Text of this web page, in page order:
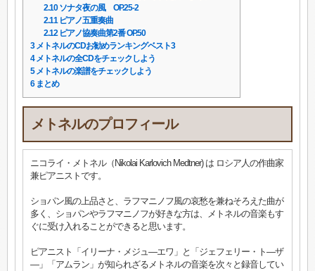
2.10ソナタ夜の風 OP.25-2
2.11ピアノ五重奏曲
2.12ピアノ協奏曲第2番 OP.50
3メトネルのCDお勧めランキングベスト3
4メトネルの全CDをチェックしよう
5メトネルの楽譜をチェックしよう
6まとめ
メトネルのプロフィール
ニコライ・メトネル（Nikolai Karlovich Medtner) は ロシア人の作曲家
兼ピアニストです。
ショパン風の上品さと、ラフマニノフ風の哀愁を兼ねそろえた曲が
多く、ショパンやラフマニノフが好きな方は、メトネルの音楽もす
ぐに受け入れることができると思います。
ピアニスト「イリーナ・メジュ―エワ」と「ジェフェリー・ト―ザ
―」「アムラン」が知られざるメトネルの音楽を次々と録音してい